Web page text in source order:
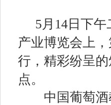
5月 14 日 下午
产业博览会上
行，精彩纷呈
点。
中国葡萄酒